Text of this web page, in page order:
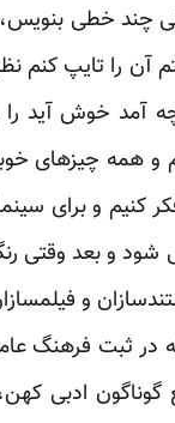
چند خطی
را تایپ کنم
آمد خوش آید
و همه چیزهای
و برای
‏شود و بعد وقتی
و
در ثبت فرهنگ
گوناگون ادبی